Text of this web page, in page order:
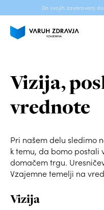
Do svojih zavarovanj
Vizija,
vrednote
Pri našem delu sledimo
k temu, da bomo postali
domačem trgu.
Vzajemne temelji na
Vizija